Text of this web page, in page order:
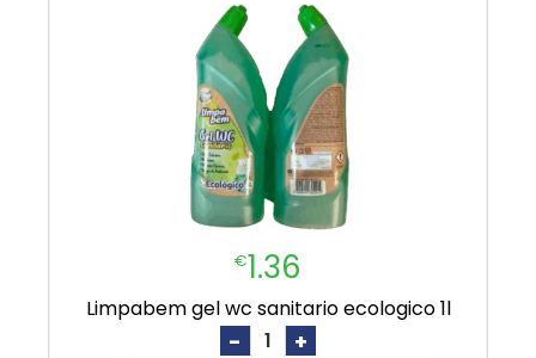
€1.36
limpabem gel wc sanitario ecologico 1l
- +